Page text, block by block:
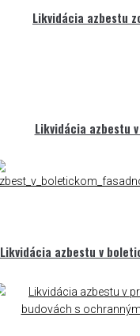
Likvidácia azbestu
Likvidácia azbestu
Likvidácia azbestu v